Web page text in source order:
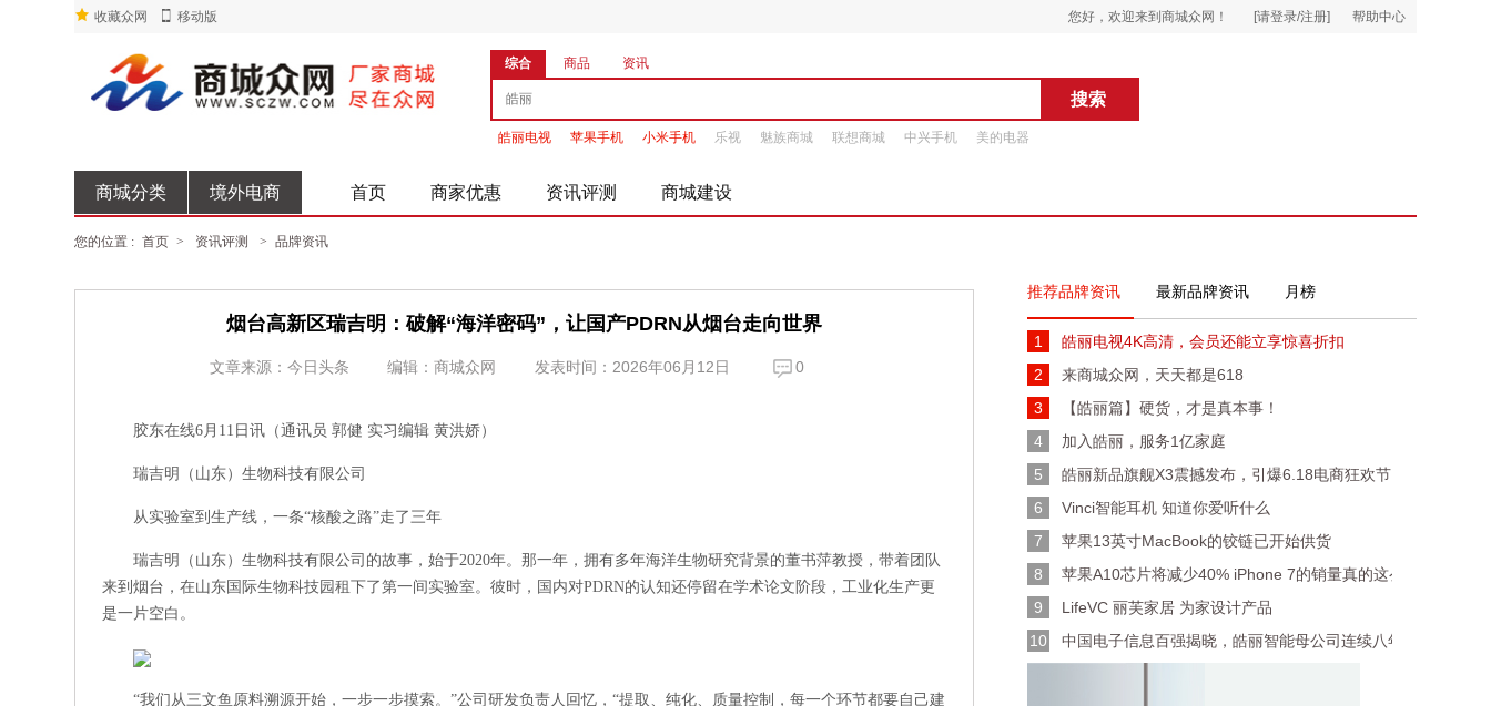
收藏众网 移动版 您好，欢迎来到商城众网！ [请登录/注册] 帮助中心
综合 商品 资讯
皓丽电视 苹果手机 小米手机 乐视 魅族商城 联想商城 中兴手机 美的电器
商城分类 境外电商 首页 商家优惠 资讯评测 商城建设
您的位置 : 首页 > 资讯评测 > 品牌资讯
烟台高新区瑞吉明：破解“海洋密码”，让国产PDRN从烟台走向世界
文章来源：今日头条 编辑：商城众网 发表时间：2026年06月12日 0
胶东在线6月11日讯（通讯员 郭健 实习编辑 黄洪娇）
瑞吉明（山东）生物科技有限公司
从实验室到生产线，一条“核酸之路”走了三年
瑞吉明（山东）生物科技有限公司的故事，始于2020年。那一年，拥有多年海洋生物研究背景的董书萍教授，带着团队
来到烟台，在山东国际生物科技园租下了第一间实验室。彼时，国内对PDRN的认知还停留在学术论文阶段，工业化生产更
是一片空白。
“我们从三文鱼原料溯源开始，一步一步摸索。”公司研发负责人回忆，“提取、纯化、质量控制，每一个环节都要自己建
推荐品牌资讯 最新品牌资讯 月榜
1
皓丽电视4K高清，会员还能立享惊喜折扣
2
来商城众网，天天都是618
3
【皓丽篇】硬货，才是真本事！
4
加入皓丽，服务1亿家庭
5
皓丽新品旗舰X3震撼发布，引爆6.18电商狂欢节
6
Vinci智能耳机 知道你爱听什么
7
苹果13英寸MacBook的铰链已开始供货
8
苹果A10芯片将减少40% iPhone 7的销量真的这么少？
9
LifeVC 丽芙家居 为家设计产品
10
中国电子信息百强揭晓，皓丽智能母公司连续八年上榜